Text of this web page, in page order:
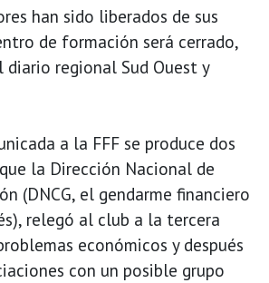
han sido liberados de sus
de formación será cerrado,
regional Sud Ouest y
a la FFF se produce dos
la Dirección Nacional de
(DNCG, el gendarme financiero
relegó al club a la tercera
económicos y después
con un posible grupo